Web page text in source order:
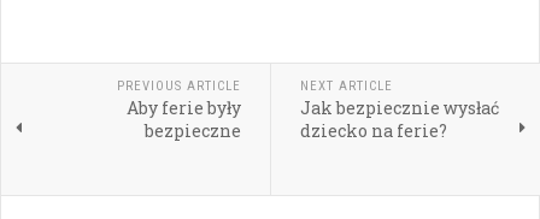
PREVIOUS ARTICLE
Aby ferie były
bezpieczne
NEXT ARTICLE
Jak bezpiecznie wysłać
dziecko na ferie?